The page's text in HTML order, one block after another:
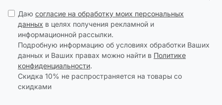
Даю согласие на обработку моих персональных
данных в целях получения рекламной и
информационной рассылки.
Подробную информацию об условиях обработки Ваших
данных и Ваших правах можно найти в Политике
конфиденциальности.
Скидка 10% не распространяется на товары со
скидками